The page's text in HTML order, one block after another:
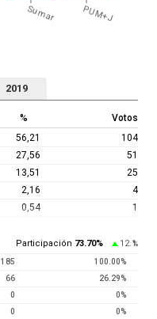
Sumar PUM+J
2019
% Votos
56,21 104
27,56 51
13,51 25
2,16 4
0,54 1
Participación 73.70% 12.1%
185 100.00%
66 26.29%
0 0%
0 0%